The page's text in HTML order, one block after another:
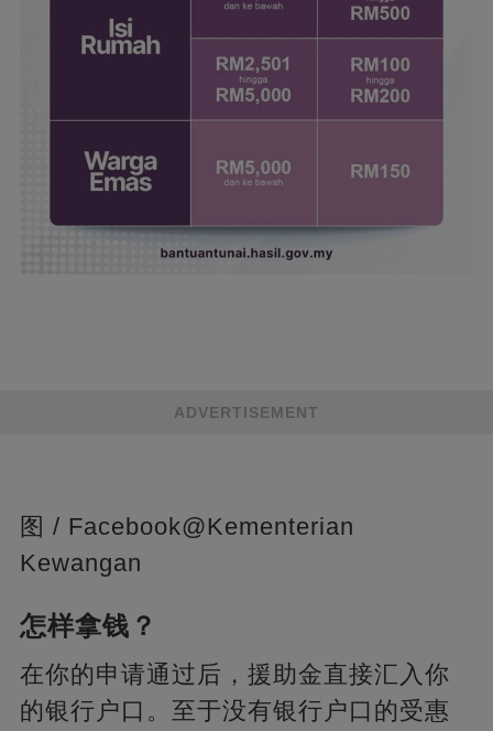
ADVERTISEMENT
图 / Facebook@Kementerian
Kewangan
怎样拿钱？
在你的申请通过后，援助金直接汇入你
的银行户口。至于没有银行户口的受惠